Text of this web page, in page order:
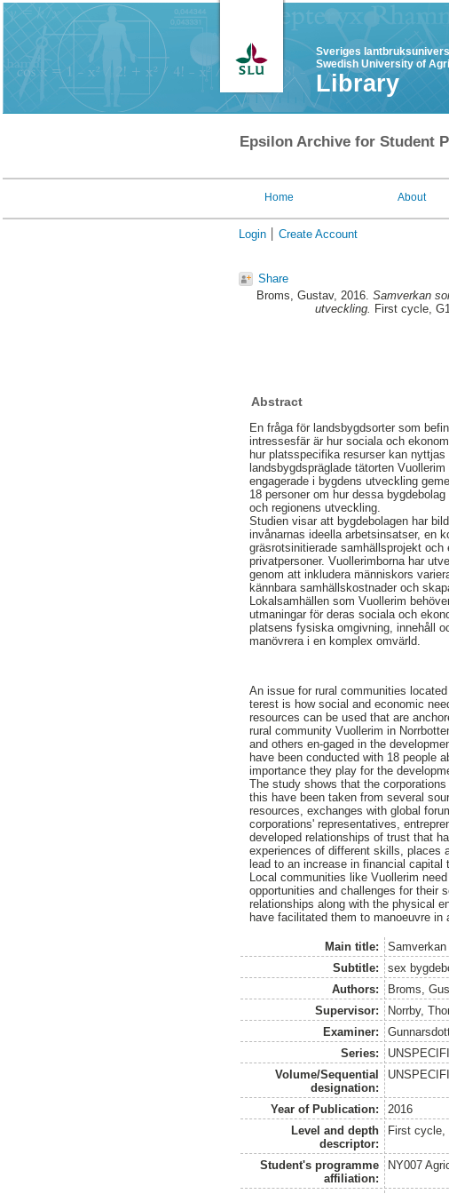
Sveriges
Swedish University of
Library
Epsilon Archive for Student
Home About
Login Create Account
Share
Broms, Gustav, 2016. Samverkan
utveckling. First cycle,
Abstract
En fråga för landsbygdsorter som
intressesfär är hur sociala och
hur platsspecifika resurser kan
landsbygdspräglade tätorten
engagerade i bygdens utveckling
18 personer om hur dessa
och regionens utveckling.
Studien visar att bygdebolagen har
invånarnas ideella arbetsinsatser, en
gräsrotsinitierade samhällsprojekt
privatpersoner. Vuollerimborna har
genom att inkludera människors
kännbara samhällskostnader och
Lokalsamhällen som Vuollerim
utmaningar för deras sociala och
platsens fysiska omgivning, innehåll
manövrera i en komplex omvärld.
An issue for rural communities
terest is how social and economic
resources can be used that are
rural community Vuollerim in
and others en-gaged in the
have been conducted with 18 people
importance they play for the
The study shows that the
this have been taken from several
resources, exchanges with global
corporations' representatives,
developed relationships of trust that
experiences of different skills, places
lead to an increase in financial capital
Local communities like Vuollerim
opportunities and challenges for their
relationships along with the physical
have facilitated them to manoeuvre in
Main title:
Subtitle:
sex
Authors:
Broms,
Supervisor:
Norrby,
Examiner:
Series:
Volume/Sequential
designation:
Year of Publication:
2016
Level and depth
descriptor:
First cycle,
Student's programme
affiliation:
NY007